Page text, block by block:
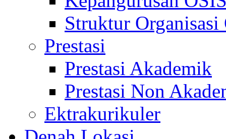
Struktur Organisasi
Prestasi
Prestasi Akademik
Prestasi Non
Ektrakurikuler